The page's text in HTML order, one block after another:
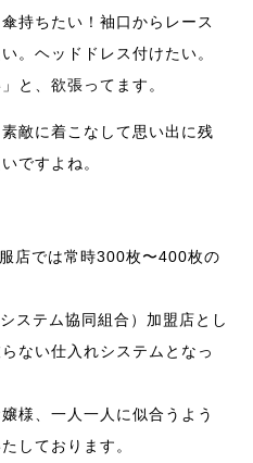
持ちたい！袖口からレース
。ヘッドドレス付けたい。
と、欲張ってます。
敵に着こなして思い出に残
ですよね。
店では常時300枚〜400枚の
ステム協同組合）加盟店とし
ない仕入れシステムとなっ
様、一人一人に似合うよう
しております。